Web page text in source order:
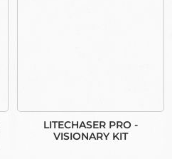
LITECHASER PRO -
VISIONARY KIT